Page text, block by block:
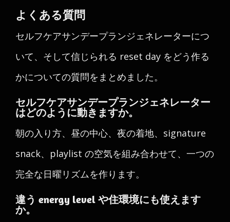
よくある質問
セルフケアサンデープランジェネレーターにつ
いて、そして信じられる reset day をどう作る
かについての質問をまとめました。
セルフケアサンデープランジェネレーター
はどのように動きますか。
朝の入り方、昼の中心、夜の着地、signature
snack、playlist の空気を組み合わせて、一つの
完全な日曜リズムを作ります。
違う energy level や住環境にも使えます
か。